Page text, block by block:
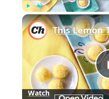
Play Unmute
Watch